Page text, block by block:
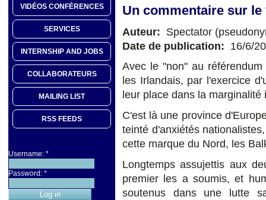
VIDÉOS CONFÉRENCES
SERVICES
INTERNSHIP AND JOBS
COLLABORATEURS
MAILING LIST
RSS FEEDS
Username: *
Password: *
Un commentaire sur
Auteur: Spectator
Date de publication: 16/6/
Avec le "non" au
les Irlandais, par l'exercice
leur place dans la
C'est là une province
teinté d'anxiétés
cette marque du Nord, les
Longtemps assujettis aux
premier les a soumis, et
soutenus dans une lutte